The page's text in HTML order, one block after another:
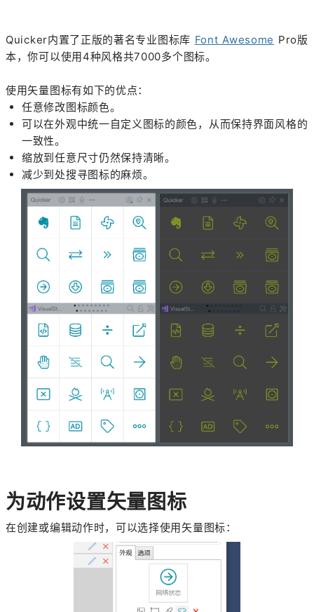
Quicker内置了正版的著名专业图标库 Font Awesome Pro版
本，你可以使用4种风格共7000多个图标。
使用矢量图标有如下的优点：
任意修改图标颜色。
可以在外观中统一自定义图标的颜色，从而保持界面风格的
一致性。
缩放到任意尺寸仍然保持清晰。
减少到处搜寻图标的麻烦。
为动作设置矢量图标
在创建或编辑动作时，可以选择使用矢量图标：